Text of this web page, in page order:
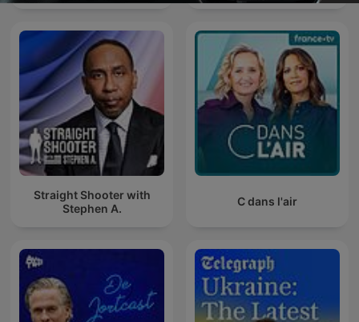
Straight Shooter with
Stephen A.
C dans l'air